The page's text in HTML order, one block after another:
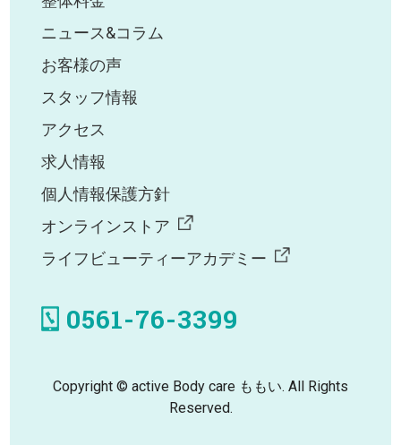
ニュース&コラム
お客様の声
スタッフ情報
アクセス
求人情報
個人情報保護方針
オンラインストア
ライフビューティーアカデミー
0561-76-3399
Copyright © active Body care ももい. All Rights
Reserved.